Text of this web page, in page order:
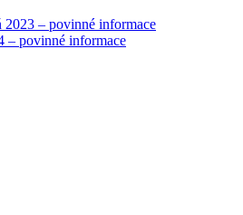
2023 – povinné informace
– povinné informace